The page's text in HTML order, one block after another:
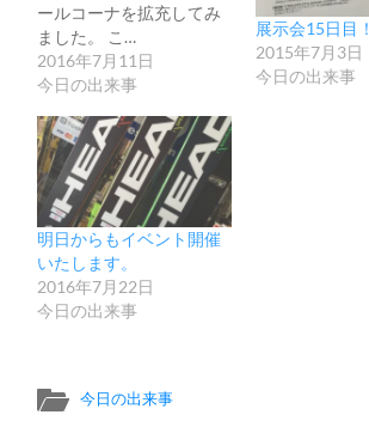
ールコーナを拡充してみ
ました。 こ…
2016年7月11日
今日の出来事
展示会15日目！
2015年7月3日
今日の出来事
明日からもイベント開催
いたします。
2016年7月22日
今日の出来事
今日の出来事